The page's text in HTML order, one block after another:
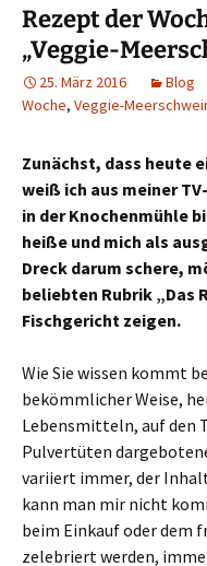
Rezept der
„Veggie-
25. März 2016 Blog
Woche, Veggie-
Zunächst, dass heute
weiß ich aus meiner
in der Knochenmühle
heiße und mich als
Dreck darum schere,
beliebten Rubrik „Das
Fischgericht zeigen.
Wie Sie wissen kommt
bekömmlicher Weise,
Lebensmitteln, auf den
Pulvertüten
variiert immer, der
kann man mir nicht
beim Einkauf oder dem
zelebriert werden,